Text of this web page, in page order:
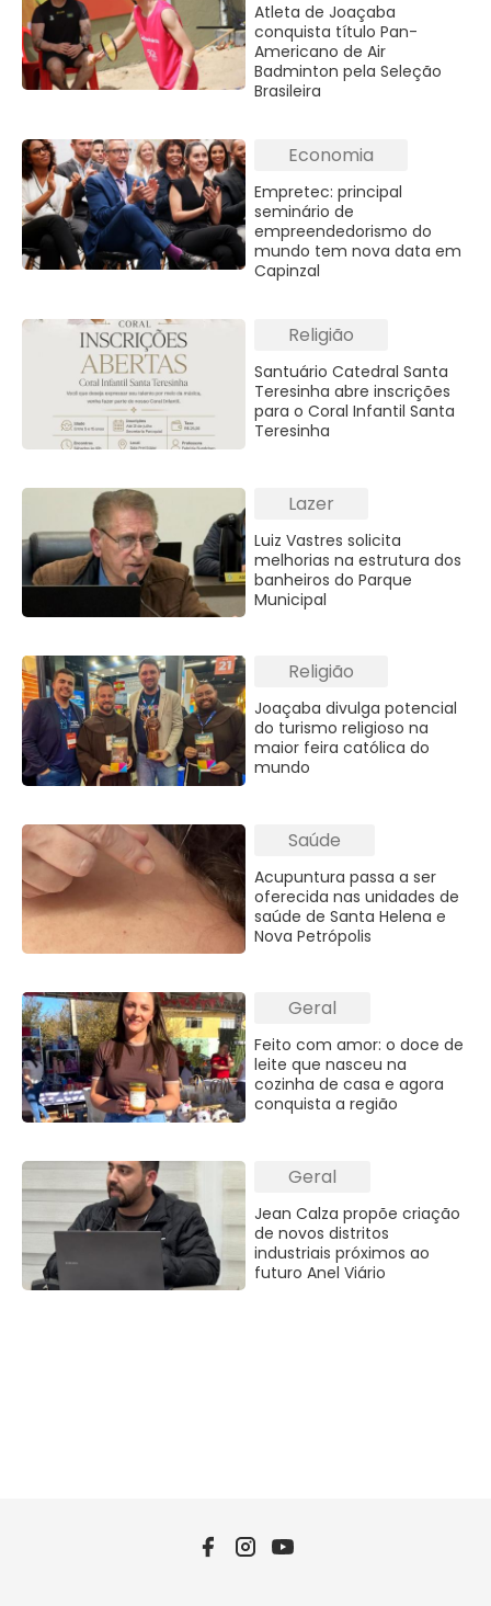
Atleta de Joaçaba
conquista título Pan-
Americano de Air
Badminton pela Seleção
Brasileira
Economia
Empretec: principal
seminário de
empreendedorismo do
mundo tem nova data em
Capinzal
Religião
Santuário Catedral Santa
Teresinha abre inscrições
para o Coral Infantil Santa
Teresinha
Lazer
Luiz Vastres solicita
melhorias na estrutura dos
banheiros do Parque
Municipal
Religião
Joaçaba divulga potencial
do turismo religioso na
maior feira católica do
mundo
Saúde
Acupuntura passa a ser
oferecida nas unidades de
saúde de Santa Helena e
Nova Petrópolis
Geral
Feito com amor: o doce de
leite que nasceu na
cozinha de casa e agora
conquista a região
Geral
Jean Calza propõe criação
de novos distritos
industriais próximos ao
futuro Anel Viário